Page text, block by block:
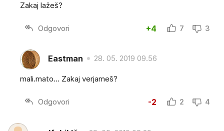
Zakaj lažeš?
Odgovori +4 7 3
Eastman 28. 05. 2019 09.56
mali.mato... Zakaj verjameš?
Odgovori -2 2 4